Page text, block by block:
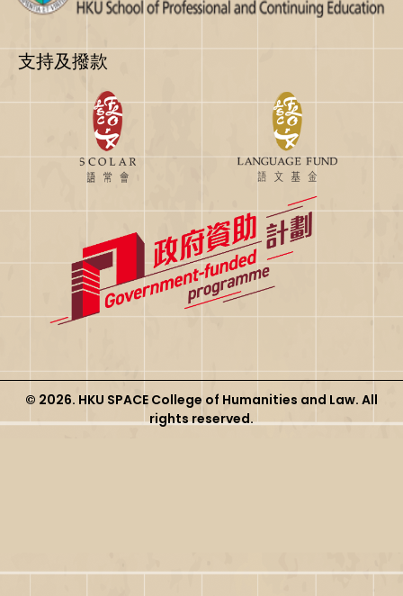
支持及撥款
© 2026. HKU SPACE College of Humanities and Law. All
rights reserved.